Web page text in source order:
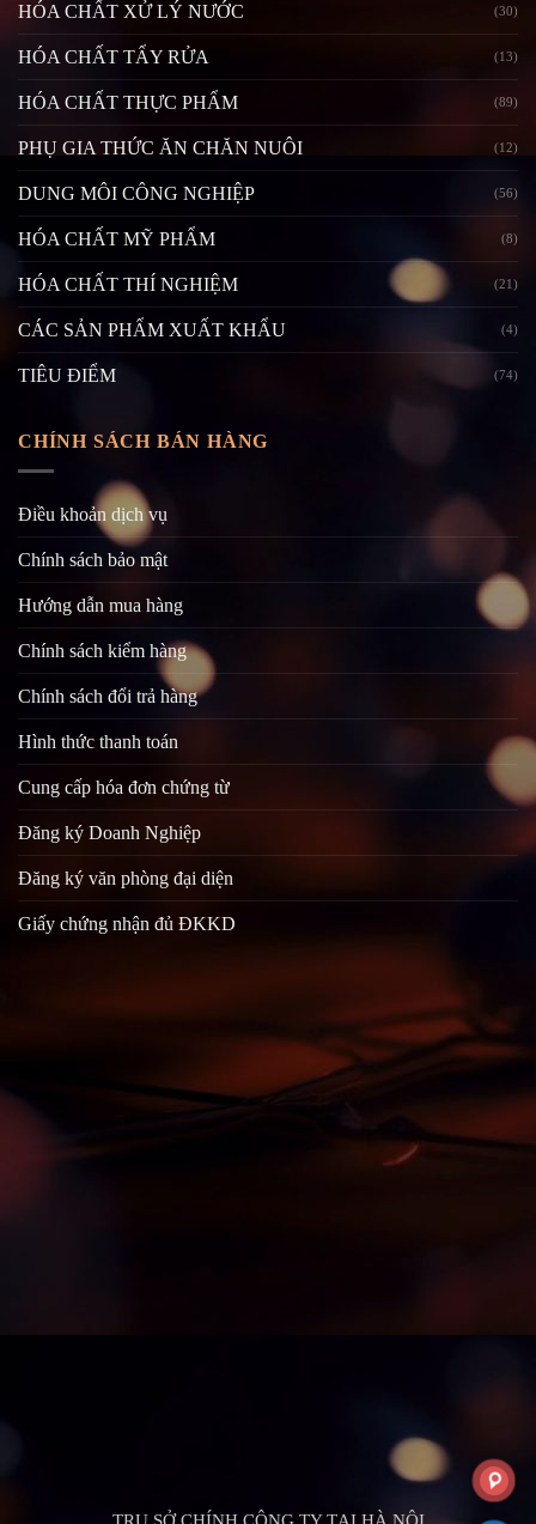
HÓA CHẤT XỬ LÝ NƯỚC (30)
HÓA CHẤT TẨY RỬA (13)
HÓA CHẤT THỰC PHẨM (89)
PHỤ GIA THỨC ĂN CHĂN NUÔI (12)
DUNG MÔI CÔNG NGHIỆP (56)
HÓA CHẤT MỸ PHẨM (8)
HÓA CHẤT THÍ NGHIỆM (21)
CÁC SẢN PHẨM XUẤT KHẨU (4)
TIÊU ĐIỂM (74)
CHÍNH SÁCH BÁN HÀNG
Điều khoản dịch vụ
Chính sách bảo mật
Hướng dẫn mua hàng
Chính sách kiểm hàng
Chính sách đổi trả hàng
Hình thức thanh toán
Cung cấp hóa đơn chứng từ
Đăng ký Doanh Nghiệp
Đăng ký văn phòng đại diện
Giấy chứng nhận đủ ĐKKD